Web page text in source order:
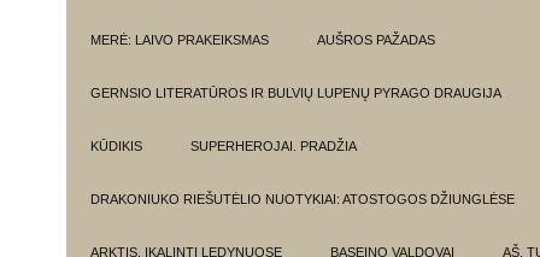
MERĖ: LAIVO PRAKEIKSMAS AUŠROS PAŽADAS
GERNSIO LITERATŪROS IR BULVIŲ LUPENŲ PYRAGO DRAUGIJA
KŪDIKIS SUPERHEROJAI. PRADŽIA
DRAKONIUKO RIEŠUTĖLIO NUOTYKIAI: ATOSTOGOS DŽIUNGLĖSE
ARKTIS. ĮKALINTI LEDYNUOSE BASEINO VALDOVAI AŠ,